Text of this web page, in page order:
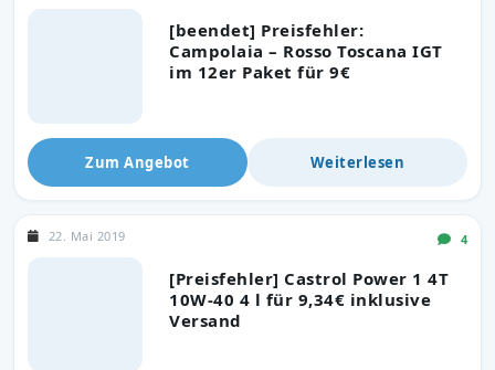
[beendet] Preisfehler:
Campolaia – Rosso Toscana IGT
im 12er Paket für 9€
Zum Angebot Weiterlesen
[Preisfehler] Castrol Power 1 4T
10W-40 4 l für 9,34€ inklusive
Versand
22. Mai 2019 4